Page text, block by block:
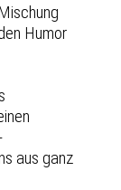
Humor
aus ganz